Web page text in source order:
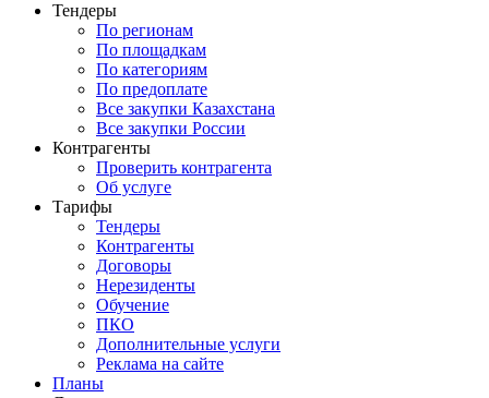
Тендеры
По регионам
По площадкам
По категориям
По предоплате
Все закупки Казахстана
Все закупки России
Контрагенты
Проверить контрагента
Об услуге
Тарифы
Тендеры
Контрагенты
Договоры
Нерезиденты
Обучение
ПКО
Дополнительные услуги
Реклама на сайте
Планы